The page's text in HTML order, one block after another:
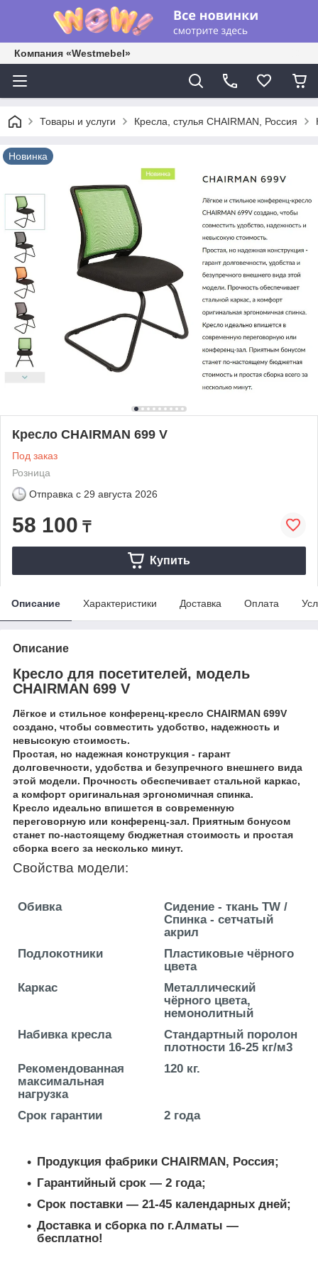
Компания «Westmebel»
Товары и услуги Кресла, стулья CHAIRMAN, Россия
Новинка
Кресло CHAIRMAN 699 V
Под заказ
Розница
Отправка с 29 августа 2026
58 100 ₸
Купить
Описание Характеристики Доставка Оплата
Описание
Кресло для посетителей, модель
CHAIRMAN 699 V
Лёгкое и стильное конференц-кресло CHAIRMAN 699V
создано, чтобы совместить удобство, надежность и
невысокую стоимость.
Простая, но надежная конструкция - гарант
долговечности, удобства и безупречного внешнего вида
этой модели. Прочность обеспечивает стальной каркас,
а комфорт оригинальная эргономичная спинка.
Кресло идеально впишется в современную
переговорную или конференц-зал. Приятным бонусом
станет по-настоящему бюджетная стоимость и простая
сборка всего за несколько минут.
Свойства модели:
Обивка
Сидение - ткань TW /
Спинка - сетчатый
акрил
Подлокотники
Пластиковые чёрного
цвета
Каркас
Металлический
чёрного цвета,
немонолитный
Набивка кресла
Стандартный поролон
плотности 16-25 кг/м3
Рекомендованная
максимальная
нагрузка
120 кг.
Срок гарантии 2 года
Продукция фабрики CHAIRMAN, Россия;
Гарантийный срок ― 2 года;
Срок поставки ― 21-45 календарных дней;
Доставка и сборка по г.Алматы ―
бесплатно!